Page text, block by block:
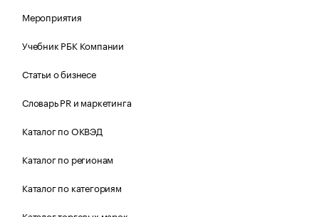
Мероприятия
Учебник РБК Компании
Статьи о бизнесе
Словарь PR и маркетинга
Каталог по ОКВЭД
Каталог по регионам
Каталог по категориям